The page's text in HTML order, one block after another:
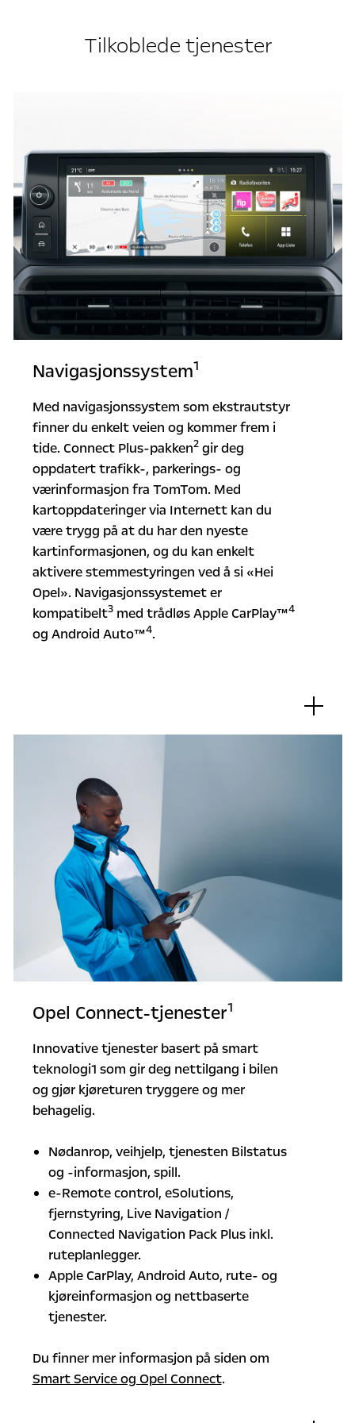
Tilkoblede tjenester
Navigasjonssystem1
Med navigasjonssystem som ekstrautstyr
finner du enkelt veien og kommer frem i
tide. Connect Plus-pakken2gir deg
oppdatert trafikk-, parkerings- og
værinformasjon fra TomTom. Med
kartoppdateringer via Internett kan du
være trygg på at du har den nyeste
kartinformasjonen, og du kan enkelt
aktivere stemmestyringen ved å si «Hei
Opel». Navigasjonssystemet er
kompatibelt3med trådløs Apple CarPlay™4
og Android Auto™4.
Opel Connect-tjenester1
Innovative tjenester basert på smart
teknologi1 som gir deg nettilgang i bilen
og gjør kjøreturen tryggere og mer
behagelig.
Nødanrop, veihjelp, tjenesten Bilstatus
og -informasjon, spill.
e-Remote control, eSolutions,
fjernstyring, Live Navigation /
Connected Navigation Pack Plus inkl.
ruteplanlegger.
Apple CarPlay, Android Auto, rute- og
kjøreinformasjon og nettbaserte
tjenester.
Du finner mer informasjon på siden om
Smart Service og Opel Connect.